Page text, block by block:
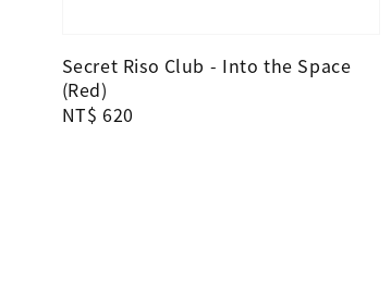
Secret Riso Club - Into the Space
(Red)
Regular
NT$ 620